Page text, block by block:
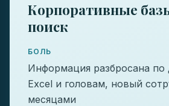
Корпоративные
поиск
БОЛЬ
Информация разбросана по
Excel и головам, новый
месяцами